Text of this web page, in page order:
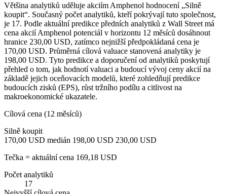
Většina analytiků uděluje akciím Amphenol hodnocení „Silně
koupit“. Současný počet analytiků, kteří pokrývají tuto společnost,
je 17. Podle aktuální predikce předních analytiků z Wall Street má
cena akcií Amphenol potenciál v horizontu 12 měsíců dosáhnout
hranice 230,00 USD, zatímco nejnižší předpokládaná cena je
170,00 USD. Průměrná cílová valuace stanovená analytiky je
198,00 USD. Tyto predikce a doporučení od analytiků poskytují
přehled o tom, jak hodnotí valuaci a budoucí vývoj ceny akcií na
základě jejich oceňovacích modelů, které zohledňují predikce
budoucích zisků (EPS), růst tržního podílu a citlivost na
makroekonomické ukazatele.
Cílová cena (12 měsíců)
Silně koupit
170,00 USD medián 198,00 USD 230,00 USD
Tečka = aktuální cena 169,18 USD
Počet analytiků
17